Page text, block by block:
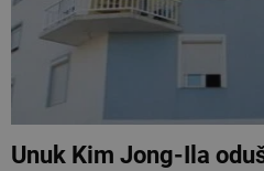
Unuk Kim Jong-Ila